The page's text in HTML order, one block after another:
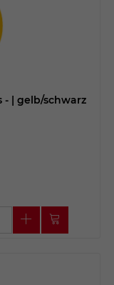
- | gelb/schwarz
Dient zum